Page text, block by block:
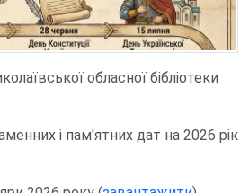
обласної бібліотеки
і пам'ятних дат на 2026 рік